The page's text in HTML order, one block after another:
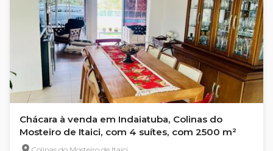
Chácara à venda em Indaiatuba, Colinas do
Mosteiro de Itaici, com 4 suítes, com 2500 m²
Colinas do Mosteiro de Itaici